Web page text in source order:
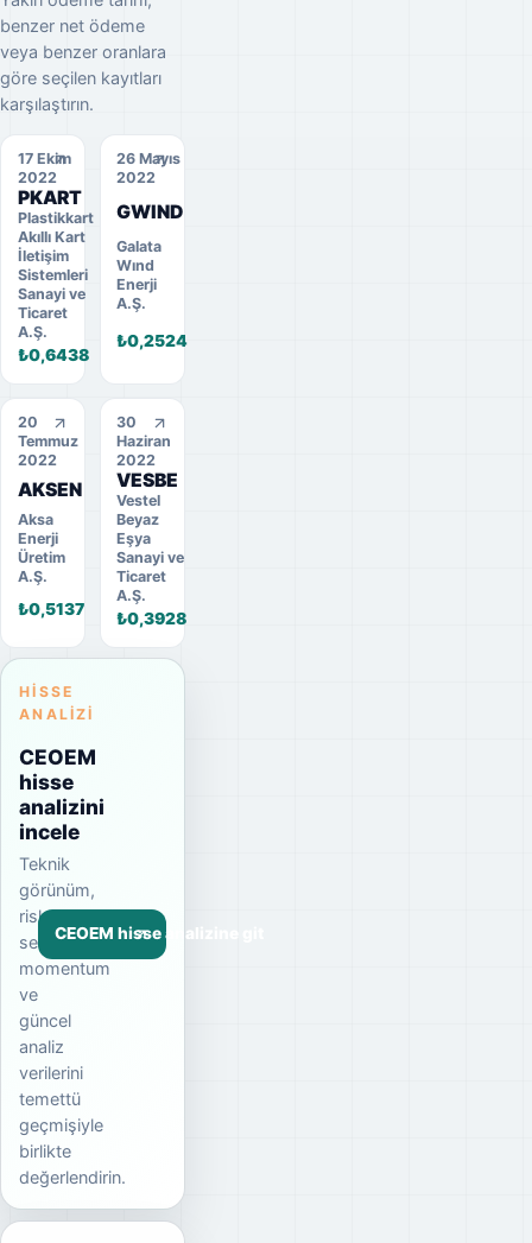
benzer net ödeme
veya benzer oranlara
göre seçilen kayıtları
karşılaştırın.
17 Ekim
2022
PKART
Plastikkart
Akıllı Kart
İletişim
Sistemleri
Sanayi ve
Ticaret
A.Ş.
₺0,6438
26 Mayıs
2022
GWIND
Galata
Wınd
Enerji
A.Ş.
₺0,2524
20
Temmuz
2022
AKSEN
Aksa
Enerji
Üretim
A.Ş.
₺0,5137
30
Haziran
2022
VESBE
Vestel
Beyaz
Eşya
Sanayi ve
Ticaret
A.Ş.
₺0,3928
HISSE
ANALIZI
CEOEM
hisse
analizini
incele
Teknik
görünüm,
risk
seviyesi,
momentum
ve
güncel
analiz
verilerini
temettü
geçmişiyle
birlikte
değerlendirin.
CEOEM hisse analizine git